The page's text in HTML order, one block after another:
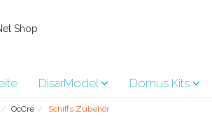
DisarModel Domus Kits
OcCre Schiffs Zubehör